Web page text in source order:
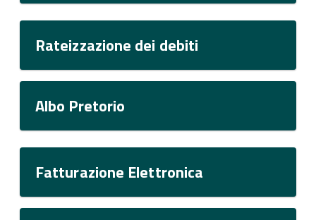
Rateizzazione dei debiti
Albo Pretorio
Fatturazione Elettronica